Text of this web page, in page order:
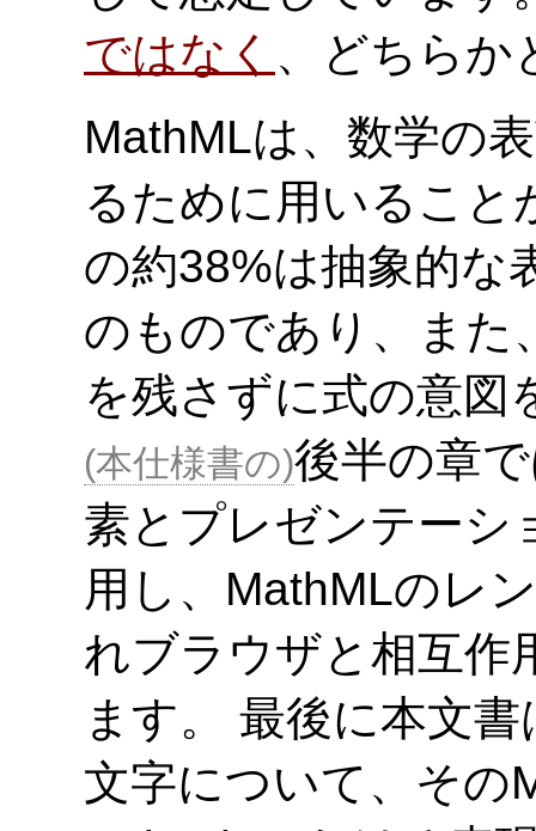
ではなく 、どちらか
MathMLは、数学の
るために用いること
の約38%は抽象的な
のものであり、また
を残さずに式の意図
本仕様書の 後半の章
素とプレゼンテーシ
用し、MathMLのレ
れブラウザと相互作
ます。 最後に本文
文字について、その